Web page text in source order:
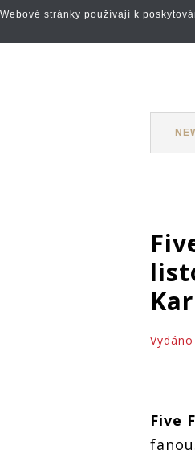
Five
Webové stránky používají k